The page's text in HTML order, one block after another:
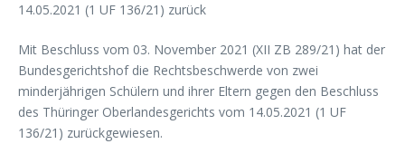
14.05.2021 (1 UF 136/21) zurück
Mit Beschluss vom 03. November 2021 (XII ZB 289/21) hat der
Bundesgerichtshof die Rechtsbeschwerde von zwei
minderjährigen Schülern und ihrer Eltern gegen den Beschluss
des Thüringer Oberlandesgerichts vom 14.05.2021 (1 UF
136/21) zurückgewiesen.